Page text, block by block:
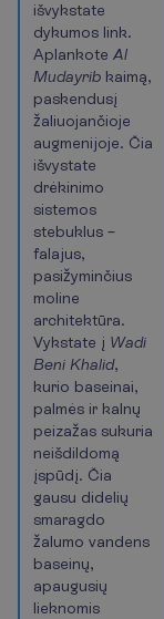
išvykstate
dykumos link.
Aplankote Al
Mudayrib kaimą,
paskendusį
žaliuojančioje
augmenijoje. Čia
išvystate
drėkinimo
sistemos
stebuklus –
falajus,
pasižyminčius
moline
architektūra.
Vykstate į Wadi
Beni Khalid,
kurio baseinai,
palmės ir kalnų
peizažas sukuria
neišdildomą
įspūdį. Čia
gausu didelių
smaragdo
žalumo vandens
baseinų,
apaugusių
lieknomis